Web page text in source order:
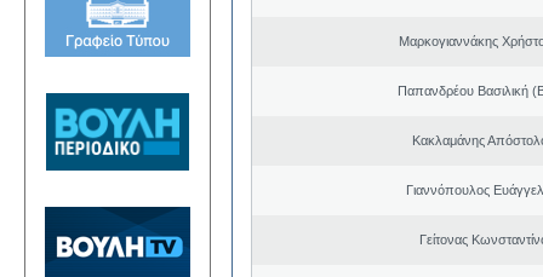
Μαρκογιαννάκης
Παπανδρέου Βασιλική
Κακλαμάνης
Γιαννόπουλος
Γείτονας